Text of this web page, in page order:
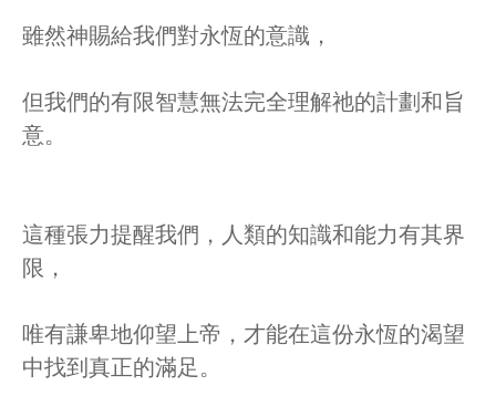
雖然神賜給我們對永恆的意識，
但我們的有限智慧無法完全理解祂的計劃和旨
意。
這種張力提醒我們，人類的知識和能力有其界
限，
唯有謙卑地仰望上帝，才能在這份永恆的渴望
中找到真正的滿足。